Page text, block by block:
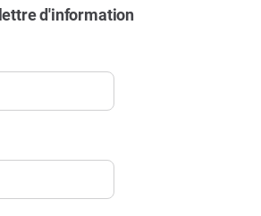
d'information